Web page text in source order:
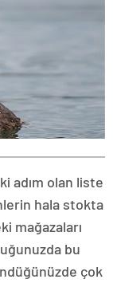
adım olan liste
hala stokta
mağazaları
bu
çok